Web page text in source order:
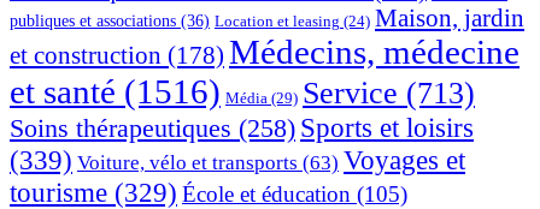
publiques et associations (36) Location et leasing (24) Maison, jardin
et construction (178) Médecins, médecine
et santé (1516) Média (29) Service (713)
Soins thérapeutiques (258) Sports et loisirs
(339) Voiture, vélo et transports (63) Voyages et
tourisme (329) École et éducation (105)